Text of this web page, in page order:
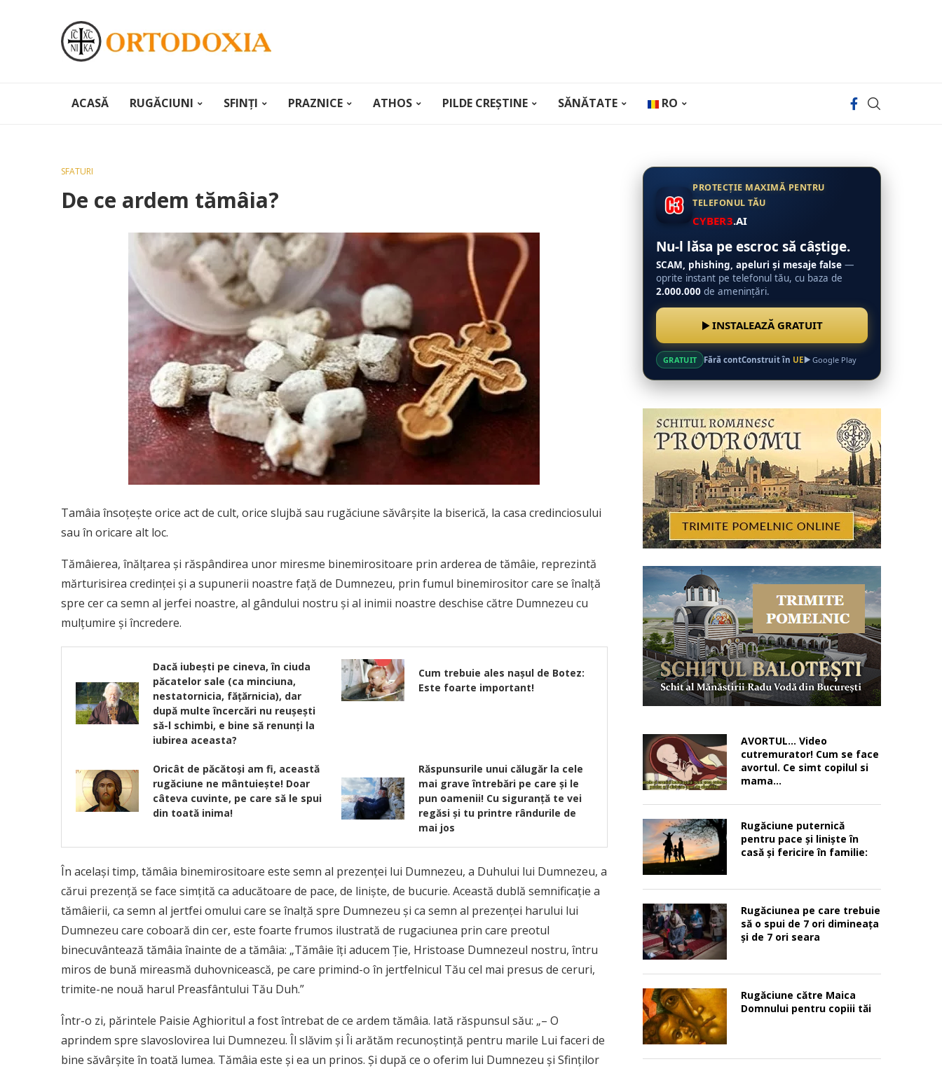
ACASĂ RUGĂCIUNI SFINȚI PRAZNICE ATHOS PILDE CREȘTINE SĂNĂTATE RO
SFATURI
De ce ardem tămâia?
Tamâia însoțește orice act de cult, orice slujbă sau rugăciune săvârșite la biserică, la casa credinciosului
sau în oricare alt loc.
Tămâierea, înălțarea și răspândirea unor miresme binemirositoare prin arderea de tămâie, reprezintă
mărturisirea credinței și a supunerii noastre față de Dumnezeu, prin fumul binemirositor care se înalță
spre cer ca semn al jerfei noastre, al gândului nostru și al inimii noastre deschise către Dumnezeu cu
mulțumire și încredere.
Dacă iubeşti pe cineva, în ciuda
păcatelor sale (ca minciuna,
nestatornicia, făţărnicia), dar
după multe încercări nu reuşeşti
să-l schimbi, e bine să renunţi la
iubirea aceasta?
Cum trebuie ales nașul de Botez:
Este foarte important!
Oricât de păcătoşi am fi, această
rugăciune ne mântuieşte! Doar
câteva cuvinte, pe care să le spui
din toată inima!
Răspunsurile unui călugăr la cele
mai grave întrebări pe care și le
pun oamenii! Cu siguranță te vei
regăsi și tu printre rândurile de
mai jos
În același timp, tămâia binemirositoare este semn al prezenței lui Dumnezeu, a Duhului lui Dumnezeu, a
cărui prezență se face simțită ca aducătoare de pace, de liniște, de bucurie. Această dublă semnificație a
tămâierii, ca semn al jertfei omului care se înalță spre Dumnezeu și ca semn al prezenței harului lui
Dumnezeu care coboară din cer, este foarte frumos ilustrată de rugaciunea prin care preotul
binecuvântează tămâia înainte de a tămâia: „Tămâie îți aducem Ție, Hristoase Dumnezeul nostru, întru
miros de bună mireasmă duhovnicească, pe care primind-o în jertfelnicul Tău cel mai presus de ceruri,
trimite-ne nouă harul Preasfântului Tău Duh.”
Într-o zi, părintele Paisie Aghioritul a fost întrebat de ce ardem tămâia. Iată răspunsul său: „– O
aprindem spre slavoslovirea lui Dumnezeu. Îl slăvim şi Îi arătăm recunoştinţă pentru marile Lui faceri de
bine săvârşite în toată lumea. Tămâia este şi ea un prinos. Şi după ce o oferim lui Dumnezeu şi Sfinţilor
PROTECȚIE MAXIMĂ PENTRU
TELEFONUL TĂU
CYBER3.AI
Nu-l lăsa pe escroc să câștige.
SCAM, phishing, apeluri și mesaje false —
oprite instant pe telefonul tău, cu baza de
2.000.000 de amenințări.
INSTALEAZĂ GRATUIT
GRATUIT Fără contConstruit în UE Google Play
AVORTUL… Video
cutremurator! Cum se face
avortul. Ce simt copilul si
mama…
Rugăciune puternică
pentru pace şi linişte în
casă şi fericire în familie:
Rugăciunea pe care trebuie
să o spui de 7 ori dimineața
și de 7 ori seara
Rugăciune către Maica
Domnului pentru copiii tăi